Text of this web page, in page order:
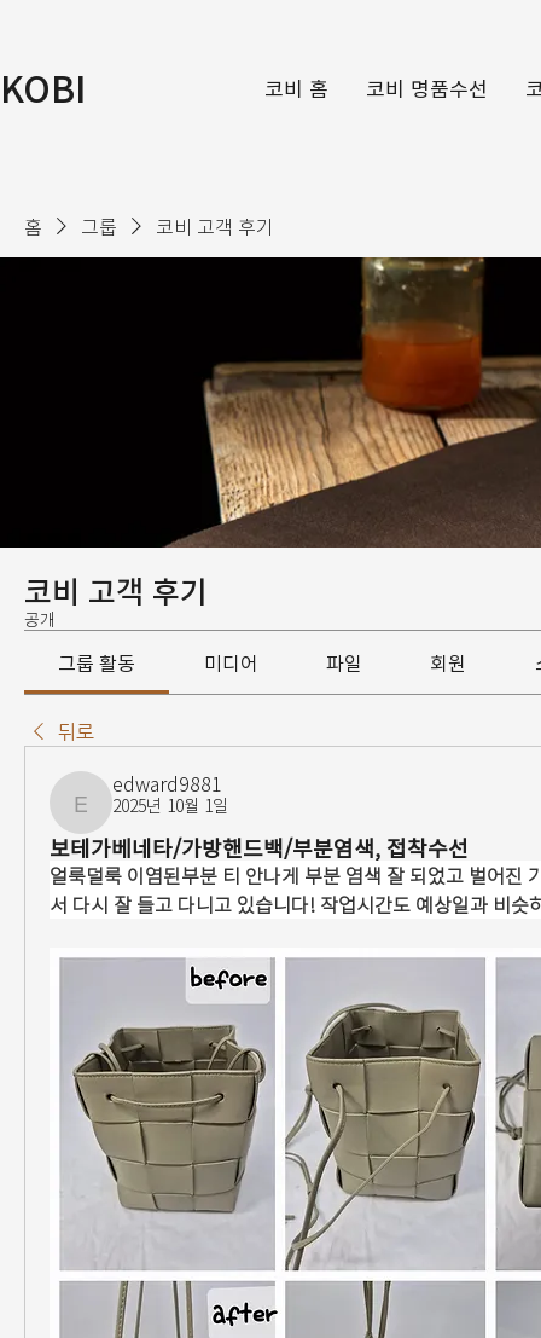
KOBI 코비 홈 코비 명품수선
홈 그룹 코비 고객 후기
코비 고객 후기
공개
그룹 활동 미디어 파일 회원
뒤로
edward9881
edward9881
2025년 10월 1일
보테가베네타/가방핸드백/부분염색, 접착수선
얼룩덜룩 이염된부분 티 안나게 부분 염색 잘 되었고 벌어진
서 다시 잘 들고 다니고 있습니다! 작업시간도 예상일과 비슷